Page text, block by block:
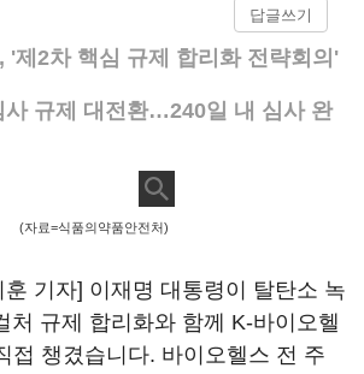
답글쓰기
'제2차 핵심 규제 합리화 전략회의'
사 규제 대전환…240일 내 심사 완
(자료=식품의약품안전처)
기자] 이재명 대통령이 탈탄소 녹
처 규제 합리화와 함께 K-바이오헬
접 챙겼습니다. 바이오헬스 전 주